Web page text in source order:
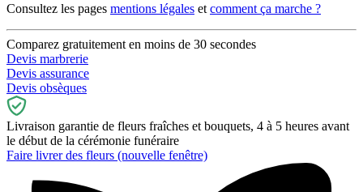
Consultez les pages mentions légales et comment ça marche ?
Comparez gratuitement en moins de 30 secondes
Devis marbrerie
Devis assurance
Devis obsèques
Livraison garantie de fleurs fraîches et bouquets, 4 à 5 heures avant
le début de la cérémonie funéraire
Faire livrer des fleurs (nouvelle fenêtre)